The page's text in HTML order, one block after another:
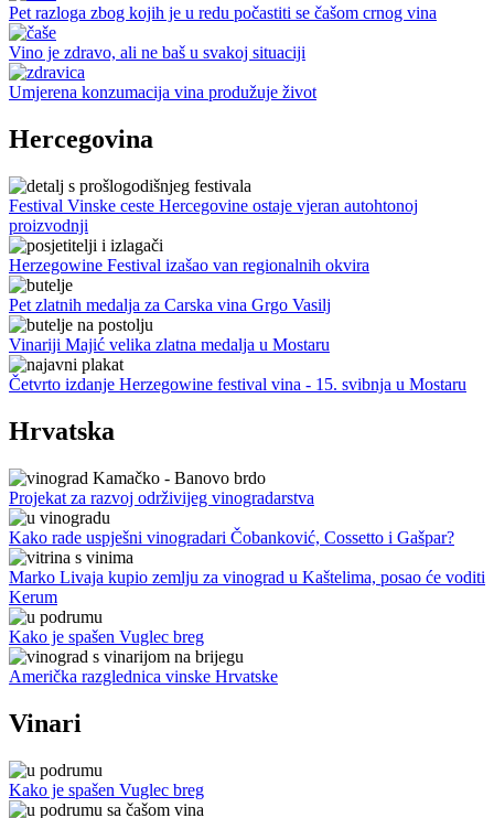
Pet razloga zbog kojih je u redu počastiti se čašom crnog vina
Vino je zdravo, ali ne baš u svakoj situaciji
Umjerena konzumacija vina produžuje život
Hercegovina
Festival Vinske ceste Hercegovine ostaje vjeran autohtonoj
proizvodnji
Herzegowine Festival izašao van regionalnih okvira
Pet zlatnih medalja za Carska vina Grgo Vasilj
Vinariji Majić velika zlatna medalja u Mostaru
Četvrto izdanje Herzegowine festival vina - 15. svibnja u Mostaru
Hrvatska
Projekat za razvoj održivijeg vinogradarstva
Kako rade uspješni vinogradari Čobanković, Cossetto i Gašpar?
Marko Livaja kupio zemlju za vinograd u Kaštelima, posao će voditi
Kerum
Kako je spašen Vuglec breg
Američka razglednica vinske Hrvatske
Vinari
Kako je spašen Vuglec breg